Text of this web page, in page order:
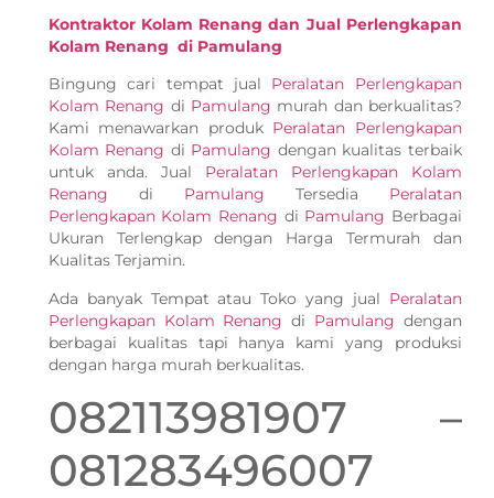
Kontraktor Kolam Renang dan Jual Perlengkapan
Kolam Renang di Pamulang
Bingung cari tempat jual Peralatan Perlengkapan
Kolam Renang di Pamulang murah dan berkualitas?
Kami menawarkan produk Peralatan Perlengkapan
Kolam Renang di Pamulang dengan kualitas terbaik
untuk anda. Jual Peralatan Perlengkapan Kolam
Renang di Pamulang Tersedia Peralatan
Perlengkapan Kolam Renang di Pamulang Berbagai
Ukuran Terlengkap dengan Harga Termurah dan
Kualitas Terjamin.
Ada banyak Tempat atau Toko yang jual Peralatan
Perlengkapan Kolam Renang di Pamulang dengan
berbagai kualitas tapi hanya kami yang produksi
dengan harga murah berkualitas.
082113981907 –
081283496007